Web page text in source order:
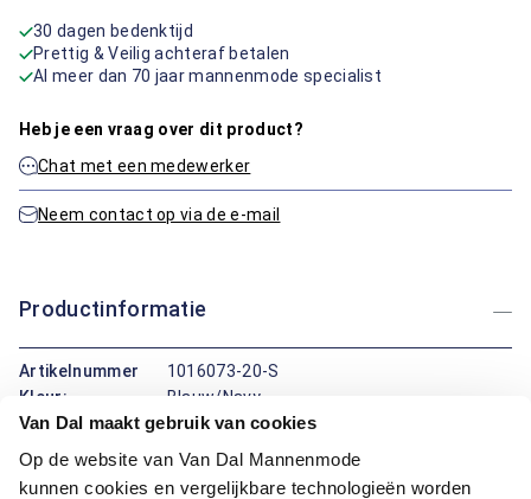
Van Dal maakt gebruik van cookies
Op de website van Van Dal Mannenmode
kunnen cookies en vergelijkbare technologieën worden
30 dagen bedenktijd
Prettig & Veilig achteraf betalen
Al meer dan 70 jaar mannenmode specialist
Heb je een vraag over dit product?
Chat met een medewerker
Neem contact op via de e-mail
Productinformatie
Artikelnummer
1016073-20-S
Kleur:
Blauw/Navy
Materiaal:
100% Katoen
Pasvorm:
Regular Fit
Motief: